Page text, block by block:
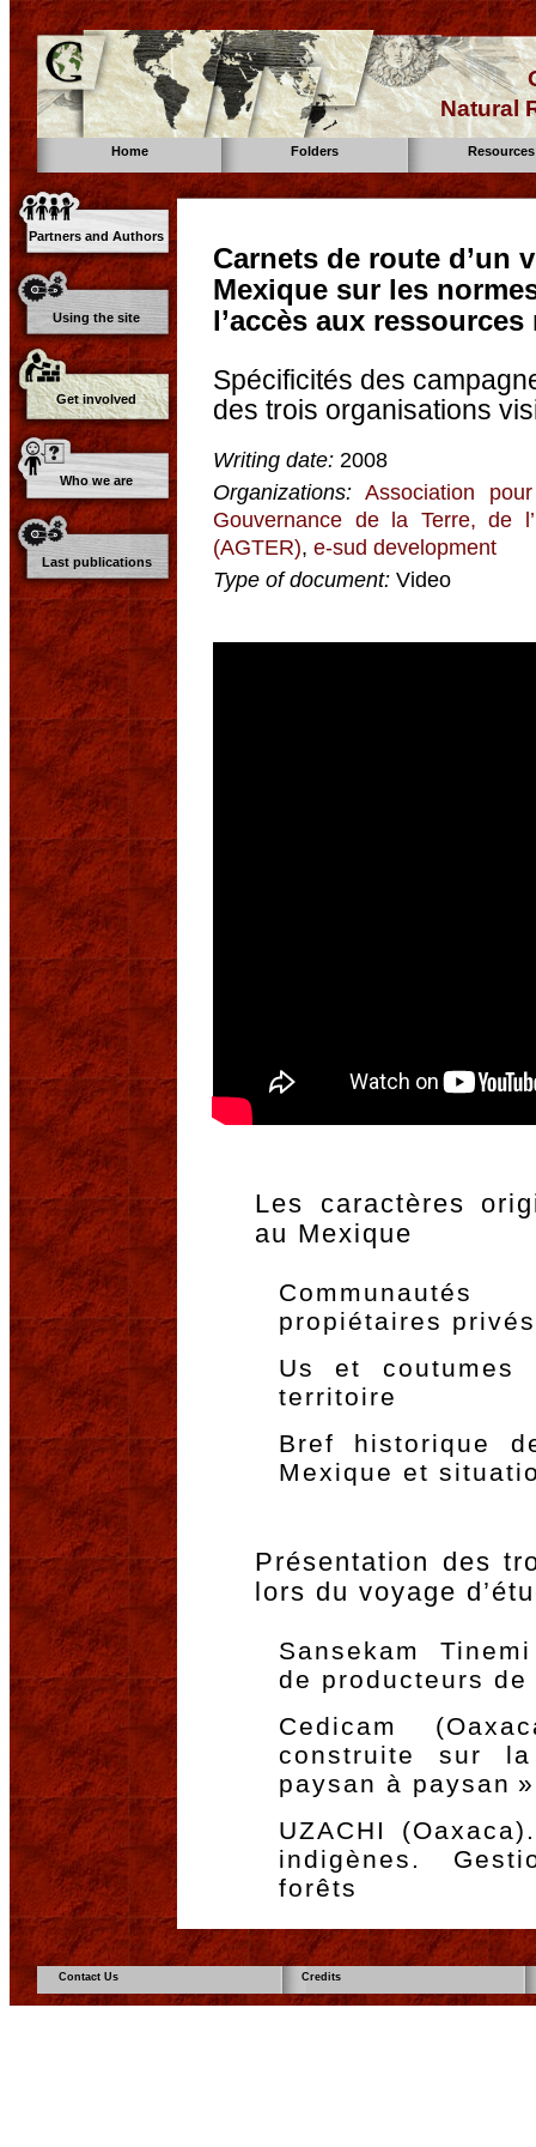
Natural
Home Folders Resources
Partners and Authors
Using the site
Get involved
Who we are
Last publications
Carnets de route d’un
Mexique sur les
l’accès aux
Spécificités des
des trois organisations
Writing date: 2008
Organizations: Association
Gouvernance de la Terre, de
(AGTER), e-sud development
Type of document: Video
Les caractères
au Mexique
propiétaires privés
Us et coutumes
territoire
Bref historique
Mexique et
Présentation des
lors du voyage
Sansekam
de producteurs de
Cedicam
construite sur la
paysan à paysan »
UZACHI
indigènes.
forêts
Contact Us Credits